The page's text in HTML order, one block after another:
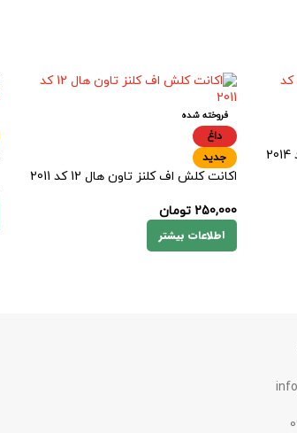
فروخته شده
داغ
جدید
اکانت کلش اف کلنز تاون هال 12 کد 2011
250,000 تومان
اطلاعات بیشتر